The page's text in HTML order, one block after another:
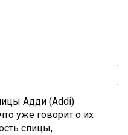
Адди (Addi)
уже говорит о их
спицы,